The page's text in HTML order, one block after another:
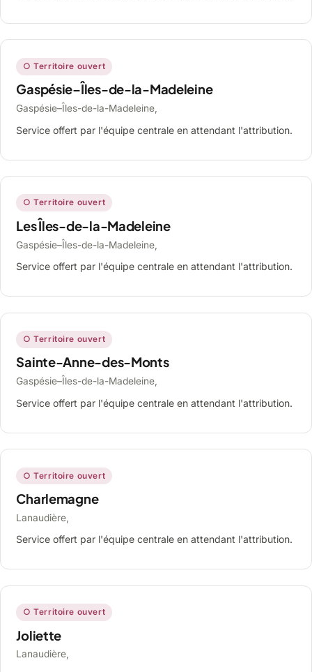
○ Territoire ouvert
Gaspésie–Îles-de-la-Madeleine
Gaspésie–Îles-de-la-Madeleine,
Service offert par l'équipe centrale en attendant l'attribution.
○ Territoire ouvert
Les Îles-de-la-Madeleine
Gaspésie–Îles-de-la-Madeleine,
Service offert par l'équipe centrale en attendant l'attribution.
○ Territoire ouvert
Sainte-Anne-des-Monts
Gaspésie–Îles-de-la-Madeleine,
Service offert par l'équipe centrale en attendant l'attribution.
○ Territoire ouvert
Charlemagne
Lanaudière,
Service offert par l'équipe centrale en attendant l'attribution.
○ Territoire ouvert
Joliette
Lanaudière,